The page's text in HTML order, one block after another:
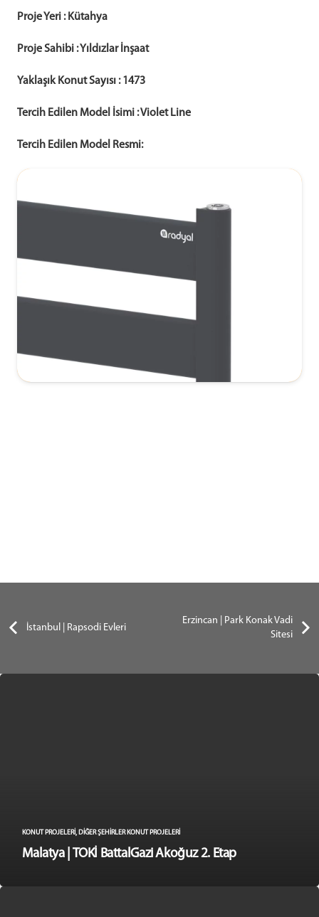
Proje Yeri : Kütahya
Proje Sahibi :Yıldızlar İnşaat
Yaklaşık Konut Sayısı :1473
Tercih Edilen Model İsimi :Violet Line
Tercih Edilen Model Resmi:
İstanbul | Rapsodi Evleri
Erzincan | Park Konak Vadi
Sitesi
KONUT PROJELERI, DIĞER ŞEHIRLER KONUT PROJELERI
Malatya | TOKİ BattalGazi Akoğuz 2. Etap